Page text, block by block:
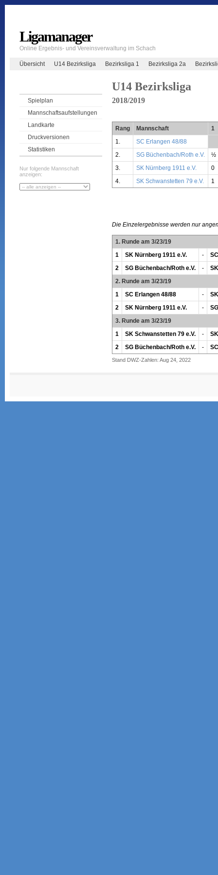
Ligamanager
Online Ergebnis- und Vereinsverwaltung im Schach
Übersicht U14 Bezirksliga Bezirksliga 1 Bezirksliga 2a
Spielplan
Mannschaftsaufstellungen
Landkarte
Druckversionen
Statistiken
Nur folgende Mannschaft
anzeigen:
U14 Bezirksliga
2018/2019
Rang Mannschaft
1
1.
SC Erlangen 48/88
2.
SG Büchenbach/Roth e.V.
½
3.
SK Nürnberg 1911 e.V.
0
4.
SK Schwanstetten 79 e.V. 1
Die Einzelergebnisse werden nur
1. Runde am 3/23/19
1
SK Nürnberg 1911 e.V. -
2
SG Büchenbach/Roth e.V. -
2. Runde am 3/23/19
1
SC Erlangen 48/88 -
2
SK Nürnberg 1911 e.V. -
3. Runde am 3/23/19
1
SK Schwanstetten 79 e.V. -
2
SG Büchenbach/Roth e.V. -
Stand DWZ-Zahlen: Aug 24, 2022